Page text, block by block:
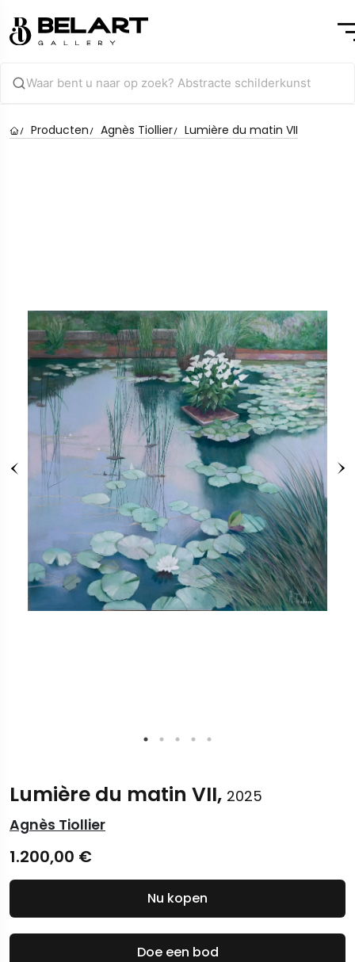
Producten Agnès Tiollier Lumière du matin VII
Lumière du matin VII, 2025
Agnès Tiollier
1.200,00 €
Doe een bod
Nu kopen